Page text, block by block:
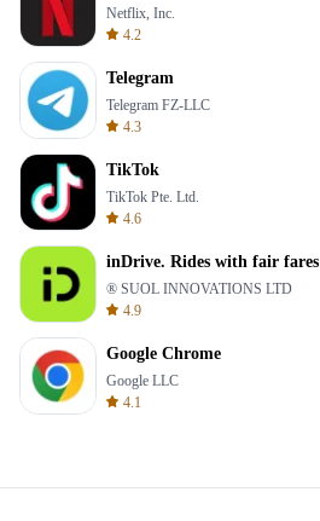
Netflix, Inc.
4.2
Telegram
Telegram FZ-LLC
4.3
TikTok
TikTok Pte. Ltd.
4.6
inDrive. Rides with fair fares
® SUOL INNOVATIONS LTD
4.9
Google Chrome
Google LLC
4.1